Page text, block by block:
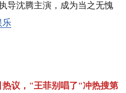
导沈腾主演，成为当之无愧
乐
热议，"王菲别唱了"冲热搜第